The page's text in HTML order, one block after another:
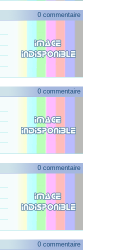
0 commentaire
0 commentaire
0 commentaire
0 commentaire